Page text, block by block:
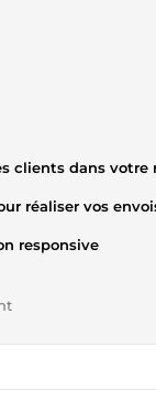
clients dans votre
réaliser vos
responsive